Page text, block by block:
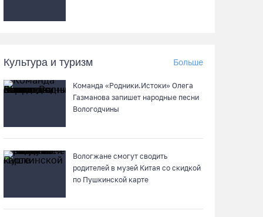
вологжан и гостей города 8 и 9 августа
07.08.26 / 12:49
Череповецкая пенсионерка продала
украшения и лишилась более полумиллиона
рублей
07.08.26 / 12:32
Культура и туризм Больше
Команда «Родники.Истоки» Олега
Газманова запишет народные песни
Вологодчины
Вологжане смогут сводить
родителей в музей Китая со скидкой
по Пушкинской карте